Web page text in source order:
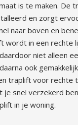
is te maken. De
en zorgt
naar boven en
wordt in een rechte
niet alleen
ook
traplift voor rechte
je snel verzekerd
in je woning.